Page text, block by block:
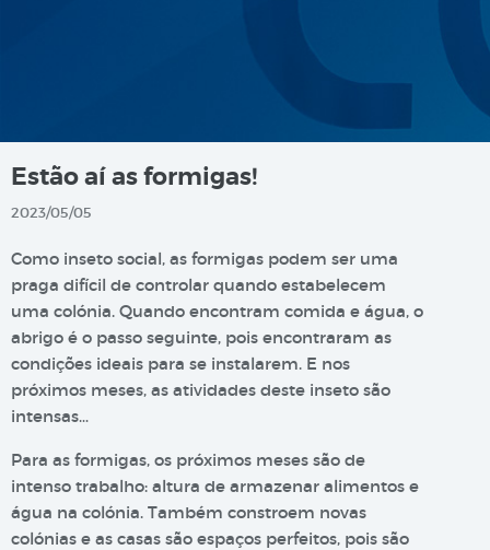
Estão aí as formigas!
2023/05/05
Como inseto social, as formigas podem ser uma
praga difícil de controlar quando estabelecem
uma colónia. Quando encontram comida e água, o
abrigo é o passo seguinte, pois encontraram as
condições ideais para se instalarem. E nos
próximos meses, as atividades deste inseto são
intensas…
Para as formigas, os próximos meses são de
intenso trabalho: altura de armazenar alimentos e
água na colónia. Também constroem novas
colónias e as casas são espaços perfeitos, pois são